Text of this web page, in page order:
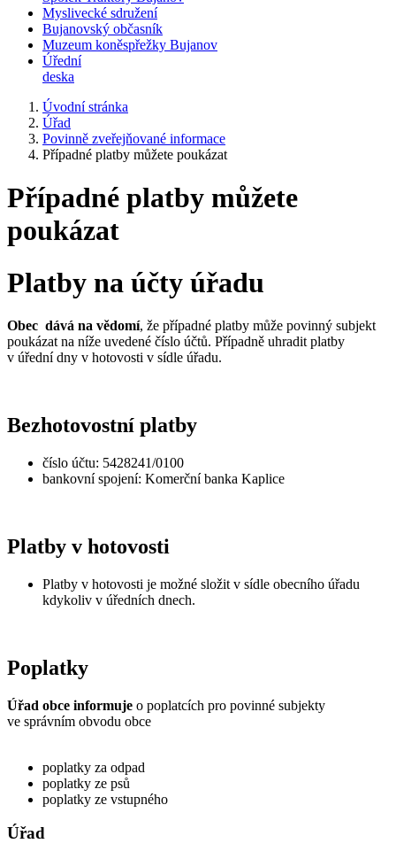
Myslivecké sdružení
Bujanovský občasník
Muzeum koněspřežky Bujanov
Úřední
deska
Úvodní stránka
Úřad
Povinně zveřejňované informace
Případné platby můžete poukázat
Případné platby můžete
poukázat
Platby na účty úřadu
Obec dává na vědomí, že případné platby může povinný subjekt
poukázat na níže uvedené číslo účtů. Případně uhradit platby
v úřední dny v hotovosti v sídle úřadu.
Bezhotovostní platby
číslo účtu: 5428241/0100
bankovní spojení: Komerční banka Kaplice
Platby v hotovosti
Platby v hotovosti je možné složit v sídle obecního úřadu
kdykoliv v úředních dnech.
Poplatky
Úřad obce informuje o poplatcích pro povinné subjekty
ve správním obvodu obce
poplatky za odpad
poplatky ze psů
poplatky ze vstupného
Úřad